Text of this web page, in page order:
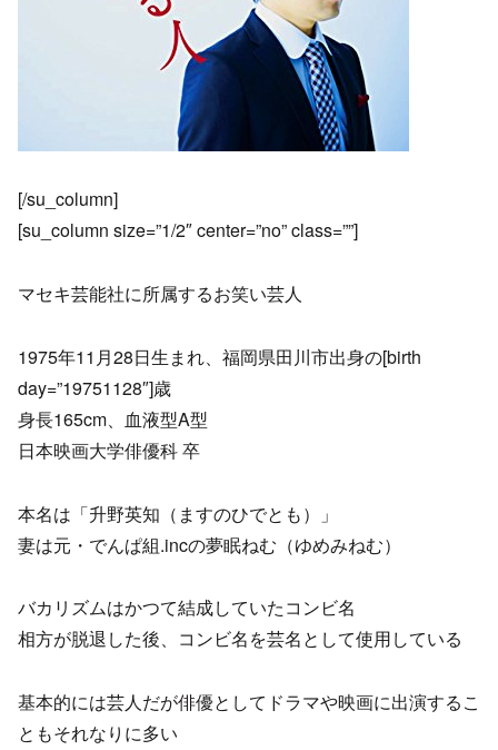
[/su_column]
[su_column size=”1/2″ center=”no” class=””]
マセキ芸能社に所属するお笑い芸人
1975年11月28日生まれ、福岡県田川市出身の[birth
day=”19751128″]歳
身長165cm、血液型A型
日本映画大学俳優科 卒
本名は「升野英知（ますのひでとも）」
妻は元・でんぱ組.incの夢眠ねむ（ゆめみねむ）
バカリズムはかつて結成していたコンビ名
相方が脱退した後、コンビ名を芸名として使用している
基本的には芸人だが俳優としてドラマや映画に出演するこ
ともそれなりに多い